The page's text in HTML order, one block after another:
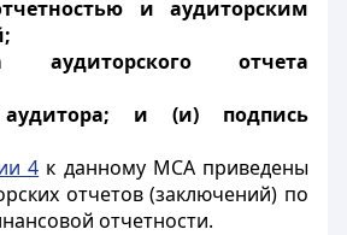
и аудиторским
отчета
и (и) подпись
4 к данному МСА приведены
отчетов (заключений) по
отчетности.